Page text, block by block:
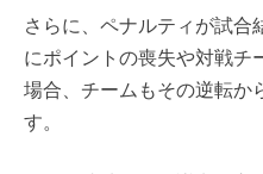
さらに、ペナルティが試合
にポイントの喪失や対戦チ
場合、チームもその逆転か
す。